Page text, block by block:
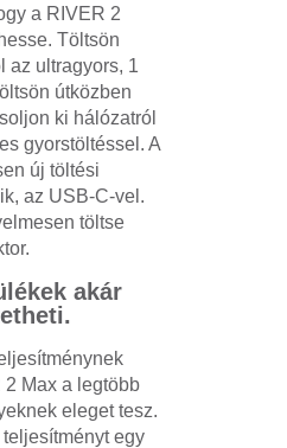
a RIVER 2
Töltsön
az ultragyors, 1
útközben
ki hálózatról
gyorstöltéssel. A
új töltési
az USB-C-vel.
töltse
akár
Max a legtöbb
eleget tesz.
egy